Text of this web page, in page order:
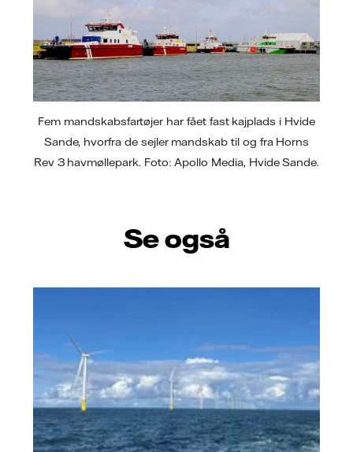
Fem mandskabsfartøjer har fået fast kajplads i Hvide
Sande, hvorfra de sejler mandskab til og fra Horns
Rev 3 havmøllepark. Foto: Apollo Media, Hvide Sande.
Se også